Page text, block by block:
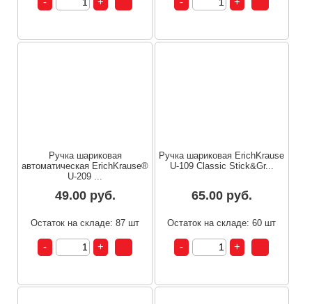
Ручка шариковая
автоматическая ErichKrause®
U-209 ...
49.00 руб.
Остаток на складе: 87 шт
Ручка шариковая ErichKrause
U-109 Classic Stick&Gr...
65.00 руб.
Остаток на складе: 60 шт